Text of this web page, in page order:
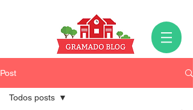
Post
Todos posts